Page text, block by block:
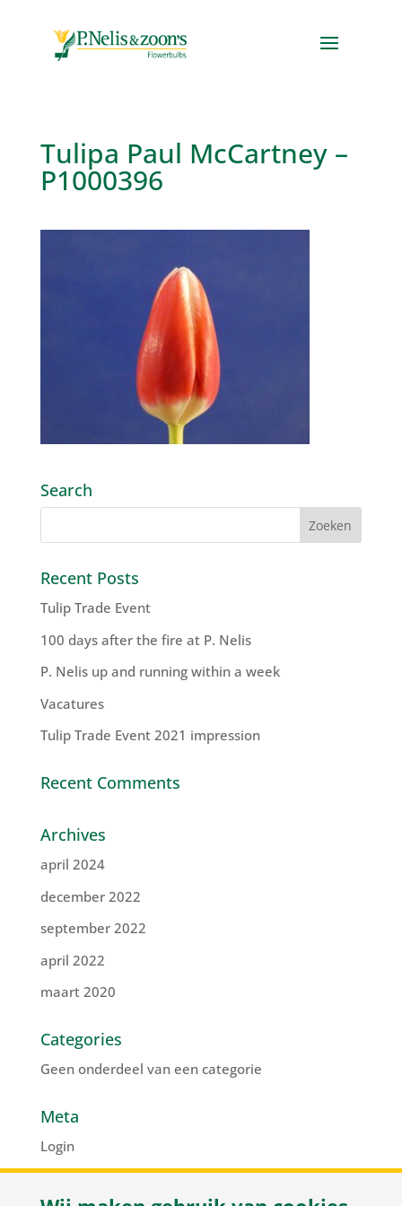
Tulipa Paul McCartney –
P1000396
Search
Recent Posts
Tulip Trade Event
100 days after the fire at P. Nelis
P. Nelis up and running within a week
Vacatures
Tulip Trade Event 2021 impression
Recent Comments
Archives
april 2024
december 2022
september 2022
april 2022
maart 2020
Categories
Geen onderdeel van een categorie
Meta
Login
Vermeldingen feed